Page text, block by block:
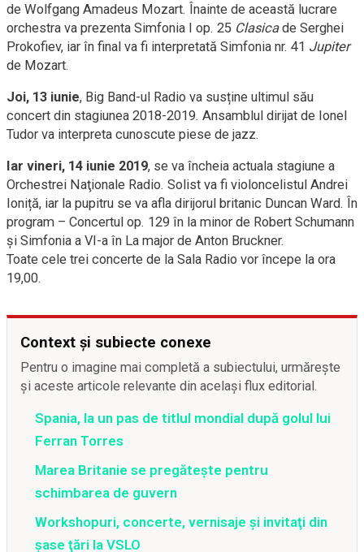
de Wolfgang Amadeus Mozart. Înainte de această lucrare
orchestra va prezenta Simfonia I op. 25 Clasicade Serghei
Prokofiev, iar în final va fi interpretată Simfonia nr. 41 Jupiter
de Mozart.
Joi, 13 iunie, Big Band-ul Radio va susține ultimul său
concert din stagiunea 2018-2019. Ansamblul dirijat de Ionel
Tudor va interpreta cunoscute piese de jazz.
Iar vineri, 14 iunie 2019, se va încheia actuala stagiune a
Orchestrei Naţionale Radio. Solist va fi violoncelistul Andrei
Ioniță, iar la pupitru se va afla dirijorul britanic Duncan Ward. În
program – Concertul op. 129 în la minor de Robert Schumann
și Simfonia a VI-a în La major de Anton Bruckner.
Toate cele trei concerte de la Sala Radio vor începe la ora
19,00.
Context și subiecte conexe
Pentru o imagine mai completă a subiectului, urmărește
și aceste articole relevante din același flux editorial.
Spania, la un pas de titlul mondial după golul lui
Ferran Torres
Marea Britanie se pregătește pentru
schimbarea de guvern
Workshopuri, concerte, vernisaje şi invitaţi din
şase ţări la VSLO